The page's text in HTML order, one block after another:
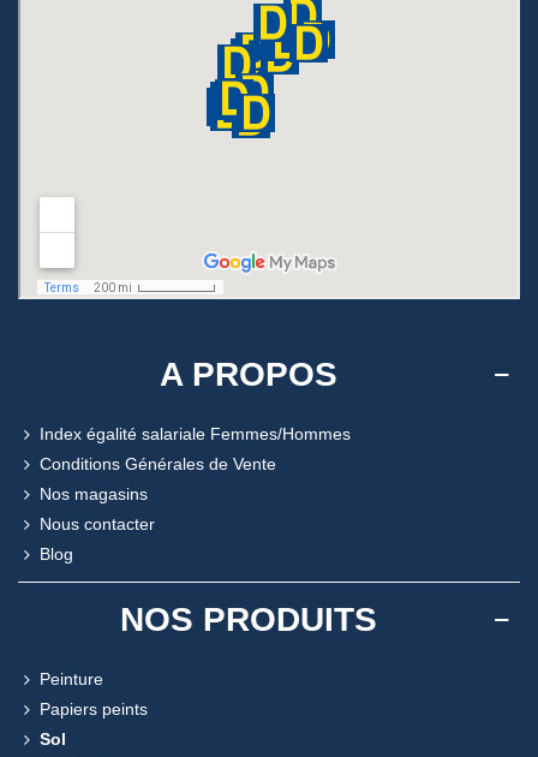
A PROPOS
Index égalité salariale Femmes/Hommes
Conditions Générales de Vente
Nos magasins
Nous contacter
Blog
NOS PRODUITS
Peinture
Papiers peints
Sol